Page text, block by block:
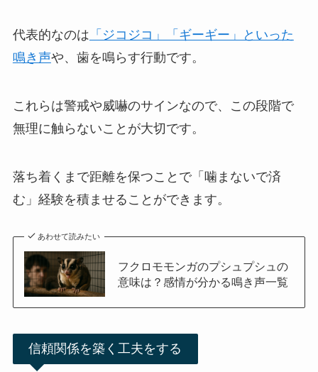
代表的なのは 「ジコジコ」「ギーギー」といった
鳴き声や、歯を鳴らす行動です。
これらは警戒や威嚇のサインなので、この段階で
無理に触らないことが大切です。
落ち着くまで距離を保つことで「噛まないで済
む」経験を積ませることができます。
あわせて読みたい
フクロモモンガのプシュプシュの
意味は？感情が分かる鳴き声一覧
信頼関係を築く工夫をする